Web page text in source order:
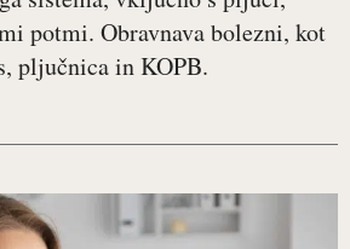
potmi. Obravnava bolezni, kot
pljučnica in KOPB.